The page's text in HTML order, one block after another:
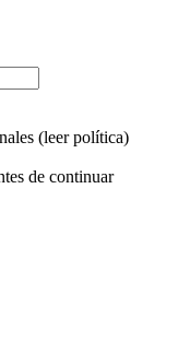
(leer política)
de continuar